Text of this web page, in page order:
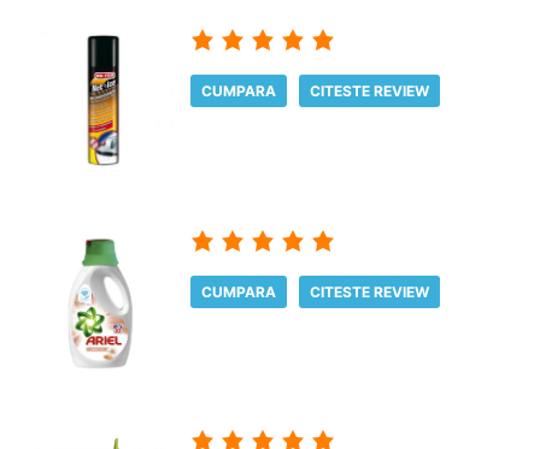
CUMPARA CITESTE REVIEW
CUMPARA CITESTE REVIEW